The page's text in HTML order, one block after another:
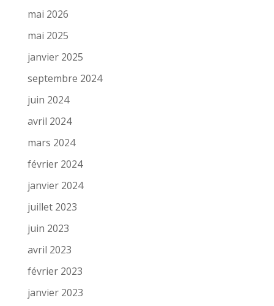
mai 2026
mai 2025
janvier 2025
septembre 2024
juin 2024
avril 2024
mars 2024
février 2024
janvier 2024
juillet 2023
juin 2023
avril 2023
février 2023
janvier 2023